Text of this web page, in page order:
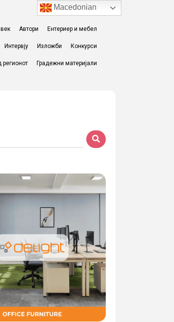
Автори Ентериер и мебел
Интервју Изложби Конкурси
регионот Градежни материјали
Macedonian